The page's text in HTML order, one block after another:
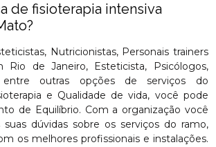
de fisioterapia intensiva
Nutricionistas, Personais trainers
Rio de Janeiro, Esteticista, Psicólogos,
entre outras opções de serviços do
e Qualidade de vida, você pode
de Equilíbrio. Com a organização você
dúvidas sobre os serviços do ramo,
os melhores profissionais e instalações.